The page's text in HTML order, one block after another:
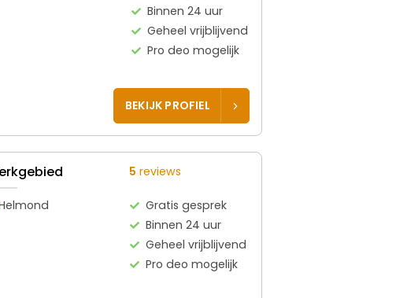
Binnen 24 uur
Geheel vrijblijvend
Pro deo mogelijk
BEKIJK PROFIEL
5 reviews
Gratis gesprek
Binnen 24 uur
Geheel vrijblijvend
Pro deo mogelijk